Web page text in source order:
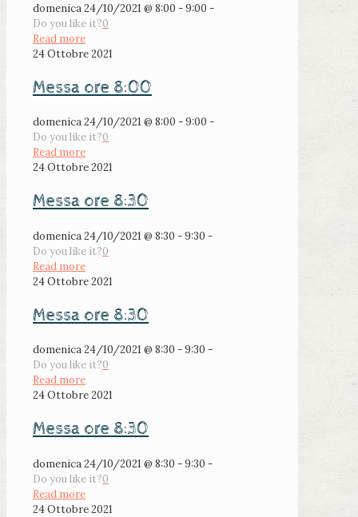
domenica 24/10/2021 @ 8:00 - 9:00 -
Do you like it?0
Read more
24 Ottobre 2021
Messa ore 8:00
domenica 24/10/2021 @ 8:00 - 9:00 -
Do you like it?0
Read more
24 Ottobre 2021
Messa ore 8:30
domenica 24/10/2021 @ 8:30 - 9:30 -
Do you like it?0
Read more
24 Ottobre 2021
Messa ore 8:30
domenica 24/10/2021 @ 8:30 - 9:30 -
Do you like it?0
Read more
24 Ottobre 2021
Messa ore 8:30
domenica 24/10/2021 @ 8:30 - 9:30 -
Do you like it?0
Read more
24 Ottobre 2021